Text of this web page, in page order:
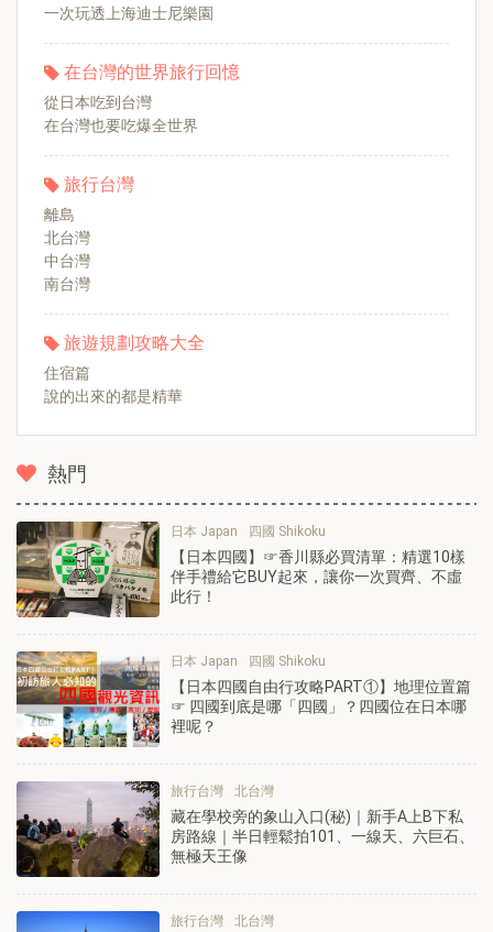
一次玩透上海迪士尼樂園
在台灣的世界旅行回憶
從日本吃到台灣
在台灣也要吃爆全世界
旅行台灣
離島
北台灣
中台灣
南台灣
旅遊規劃攻略大全
住宿篇
說的出來的都是精華
熱門
日本 Japan 四國 Shikoku
【日本四國】☞香川縣必買清單：精選10樣
伴手禮給它BUY起來，讓你一次買齊、不虛
此行！
日本 Japan 四國 Shikoku
【日本四國自由行攻略PART①】地理位置篇
☞ 四國到底是哪「四國」？四國位在日本哪
裡呢？
旅行台灣 北台灣
藏在學校旁的象山入口(秘)｜新手A上B下私
房路線｜半日輕鬆拍101、一線天、六巨石、
無極天王像
旅行台灣 北台灣